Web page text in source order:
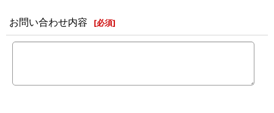
お問い合わせ内容 [必須]